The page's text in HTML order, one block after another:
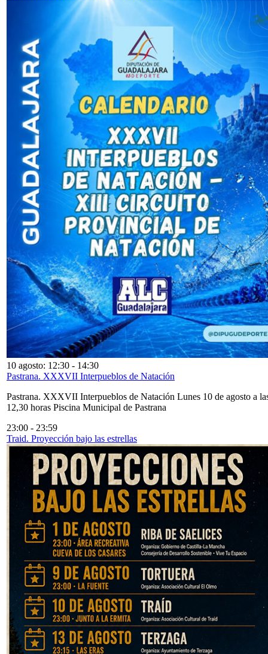
10 agosto: 12:30 - 14:30
Pastrana. XXXVII Interpueblos de Natación
Pastrana. XXXVII Interpueblos de Natación Lunes 10 de agosto a
12,30 horas Piscina Municipal de Pastrana
23:00 - 23:59
Traid. Proyección bajo las estrellas